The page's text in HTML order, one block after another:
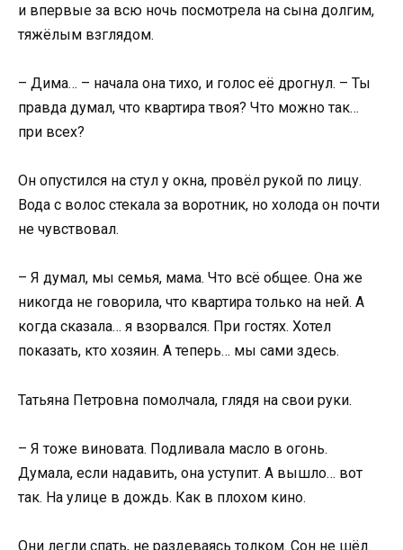
и впервые за всю ночь посмотрела на сына долгим,
тяжёлым взглядом.
– Дима… – начала она тихо, и голос её дрогнул. – Ты
правда думал, что квартира твоя? Что можно так…
при всех?
Он опустился на стул у окна, провёл рукой по лицу.
Вода с волос стекала за воротник, но холода он почти
не чувствовал.
– Я думал, мы семья, мама. Что всё общее. Она же
никогда не говорила, что квартира только на ней. А
когда сказала… я взорвался. При гостях. Хотел
показать, кто хозяин. А теперь… мы сами здесь.
Татьяна Петровна помолчала, глядя на свои руки.
– Я тоже виновата. Подливала масло в огонь.
Думала, если надавить, она уступит. А вышло… вот
так. На улице в дождь. Как в плохом кино.
Они легли спать, не раздеваясь толком. Сон не шёл.